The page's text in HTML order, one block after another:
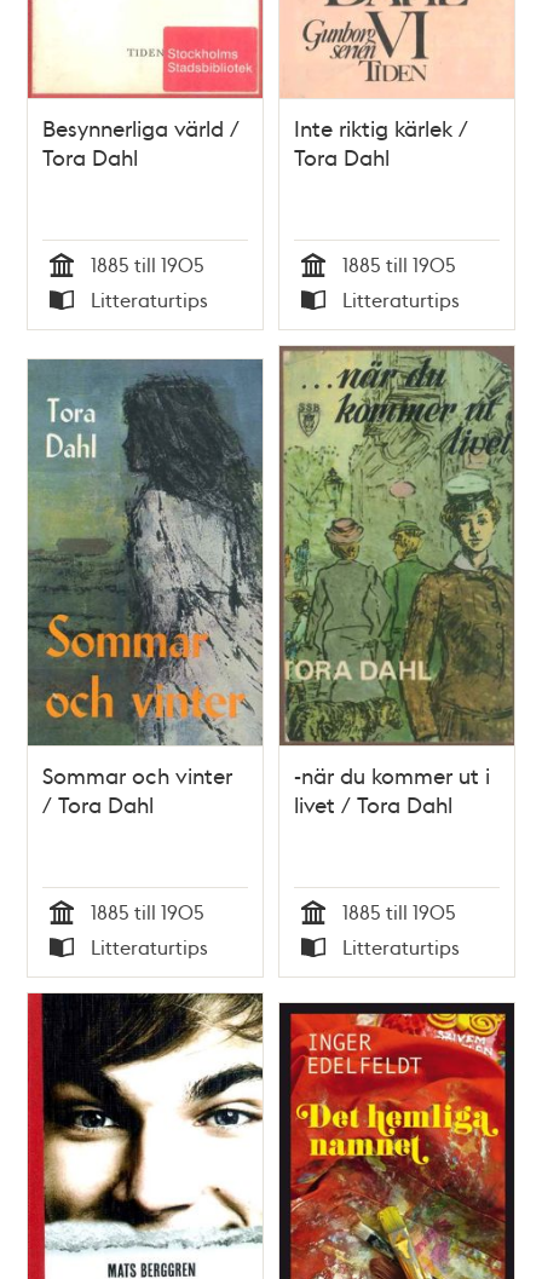
Besynnerliga värld /
Tora Dahl
Tid
1885 till 1905
Typ
Litteraturtips
Inte riktig kärlek /
Tora Dahl
Tid
1885 till 1905
Typ
Litteraturtips
Sommar och vinter
/ Tora Dahl
Tid
1885 till 1905
Typ
Litteraturtips
-när du kommer ut i
livet / Tora Dahl
Tid
1885 till 1905
Typ
Litteraturtips